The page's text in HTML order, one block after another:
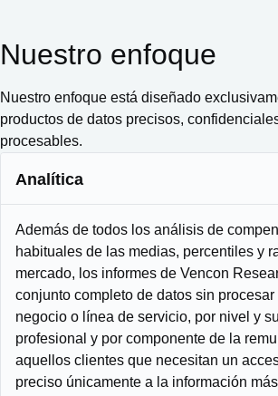
Nuestro enfoque
Nuestro enfoque está diseñado
productos de datos precisos,
procesables.
Analítica
Además de todos los análisis de
habituales de las medias, percentiles y
mercado, los informes de Vencon
conjunto completo de datos sin
negocio o línea de servicio, por nivel y
profesional y por componente de la
aquellos clientes que necesitan un
preciso únicamente a la información